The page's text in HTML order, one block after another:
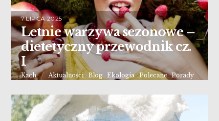
7 LIPCA 2025
Letnie warzywa sezonowe –
dietetyczny przewodnik cz.
I
Kach Aktualności, Blog, Ekologia, Polecane, Porady
Czytaj